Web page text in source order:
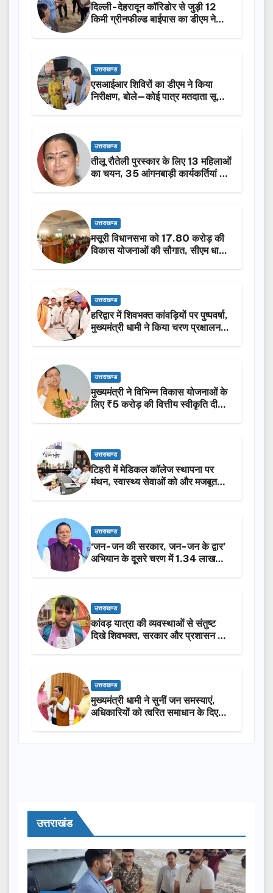
दिल्ली-देहरादून कॉरिडोर से जुड़ी 12
किमी ग्रीनफील्ड बाईपास का डीएम ने
उत्तराखण्ड
एसआईआर शिविरों का डीएम ने किया
निरीक्षण, बोले—कोई पात्र मतदाता सूची
उत्तराखण्ड
तीलू रौतेली पुरस्कार के लिए 13 महिलाओं
का चयन, 35 आंगनबाड़ी कार्यकर्तियां भी
उत्तराखण्ड
मसूरी विधानसभा को 17.80 करोड़ की
विकास योजनाओं की सौगात, सीएम धामी
उत्तराखण्ड
हरिद्वार में शिवभक्त कांवड़ियों पर पुष्पवर्षा,
मुख्यमंत्री धामी ने किया चरण प्रक्षालन…
उत्तराखण्ड
मुख्यमंत्री ने विभिन्न विकास योजनाओं के
लिए ₹5 करोड़ की वित्तीय स्वीकृति दी…
उत्तराखण्ड
टिहरी में मेडिकल कॉलेज स्थापना पर
मंथन, स्वास्थ्य सेवाओं को और मजबूत
उत्तराखण्ड
‘जन-जन की सरकार, जन-जन के द्वार’
अभियान के दूसरे चरण में 1.34 लाख
उत्तराखण्ड
कांवड़ यात्रा की व्यवस्थाओं से संतुष्ट
दिखे शिवभक्त, सरकार और प्रशासन की
उत्तराखण्ड
मुख्यमंत्री धामी ने सुनीं जन समस्याएं,
अधिकारियों को त्वरित समाधान के दिए
उत्तराखंड